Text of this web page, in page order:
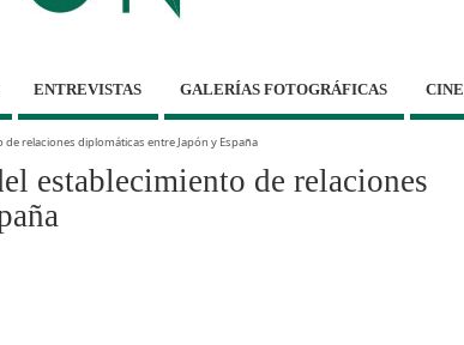
ENTREVISTAS GALERÍAS FOTOGRÁFICAS CINE
relaciones diplomáticas entre Japón y España
establecimiento de relaciones